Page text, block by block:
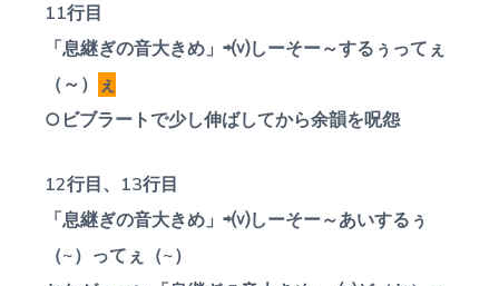
11行目
「息継ぎの音大きめ」⇨⒱しーそー～するぅってぇ
（～） ぇ
○ビブラートで少し伸ばしてから余韻を呪怨
12行目、13行目
「息継ぎの音大きめ」⇨⒱しーそー～あいするぅ
（~）ってぇ（~）